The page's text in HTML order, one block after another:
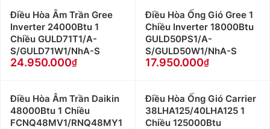
hệ: 0982067318
Khách hàng ở Khu vực Bắc Giang xin vui lòng liên
hệ: 0983666996
Điều Hòa Âm Trần Gree
Inverter 24000Btu 1
Chiều GULD71T1/A-
S/GULD71W1/NhA-S
24.950.000
Điều Hòa Ống Gió Gree 1
Chiều Inverter 18000Btu
GULD50PS1/A-
S/GULD50W1/NhA-S
17.950.000
Điều Hòa Âm Trần Daikin
48000Btu 1 Chiều
FCNQ48MV1/RNQ48MY1
Điều Hòa Ống Gió Carrier
38LHA125/40LHA125 1
Chiều 125000Btu